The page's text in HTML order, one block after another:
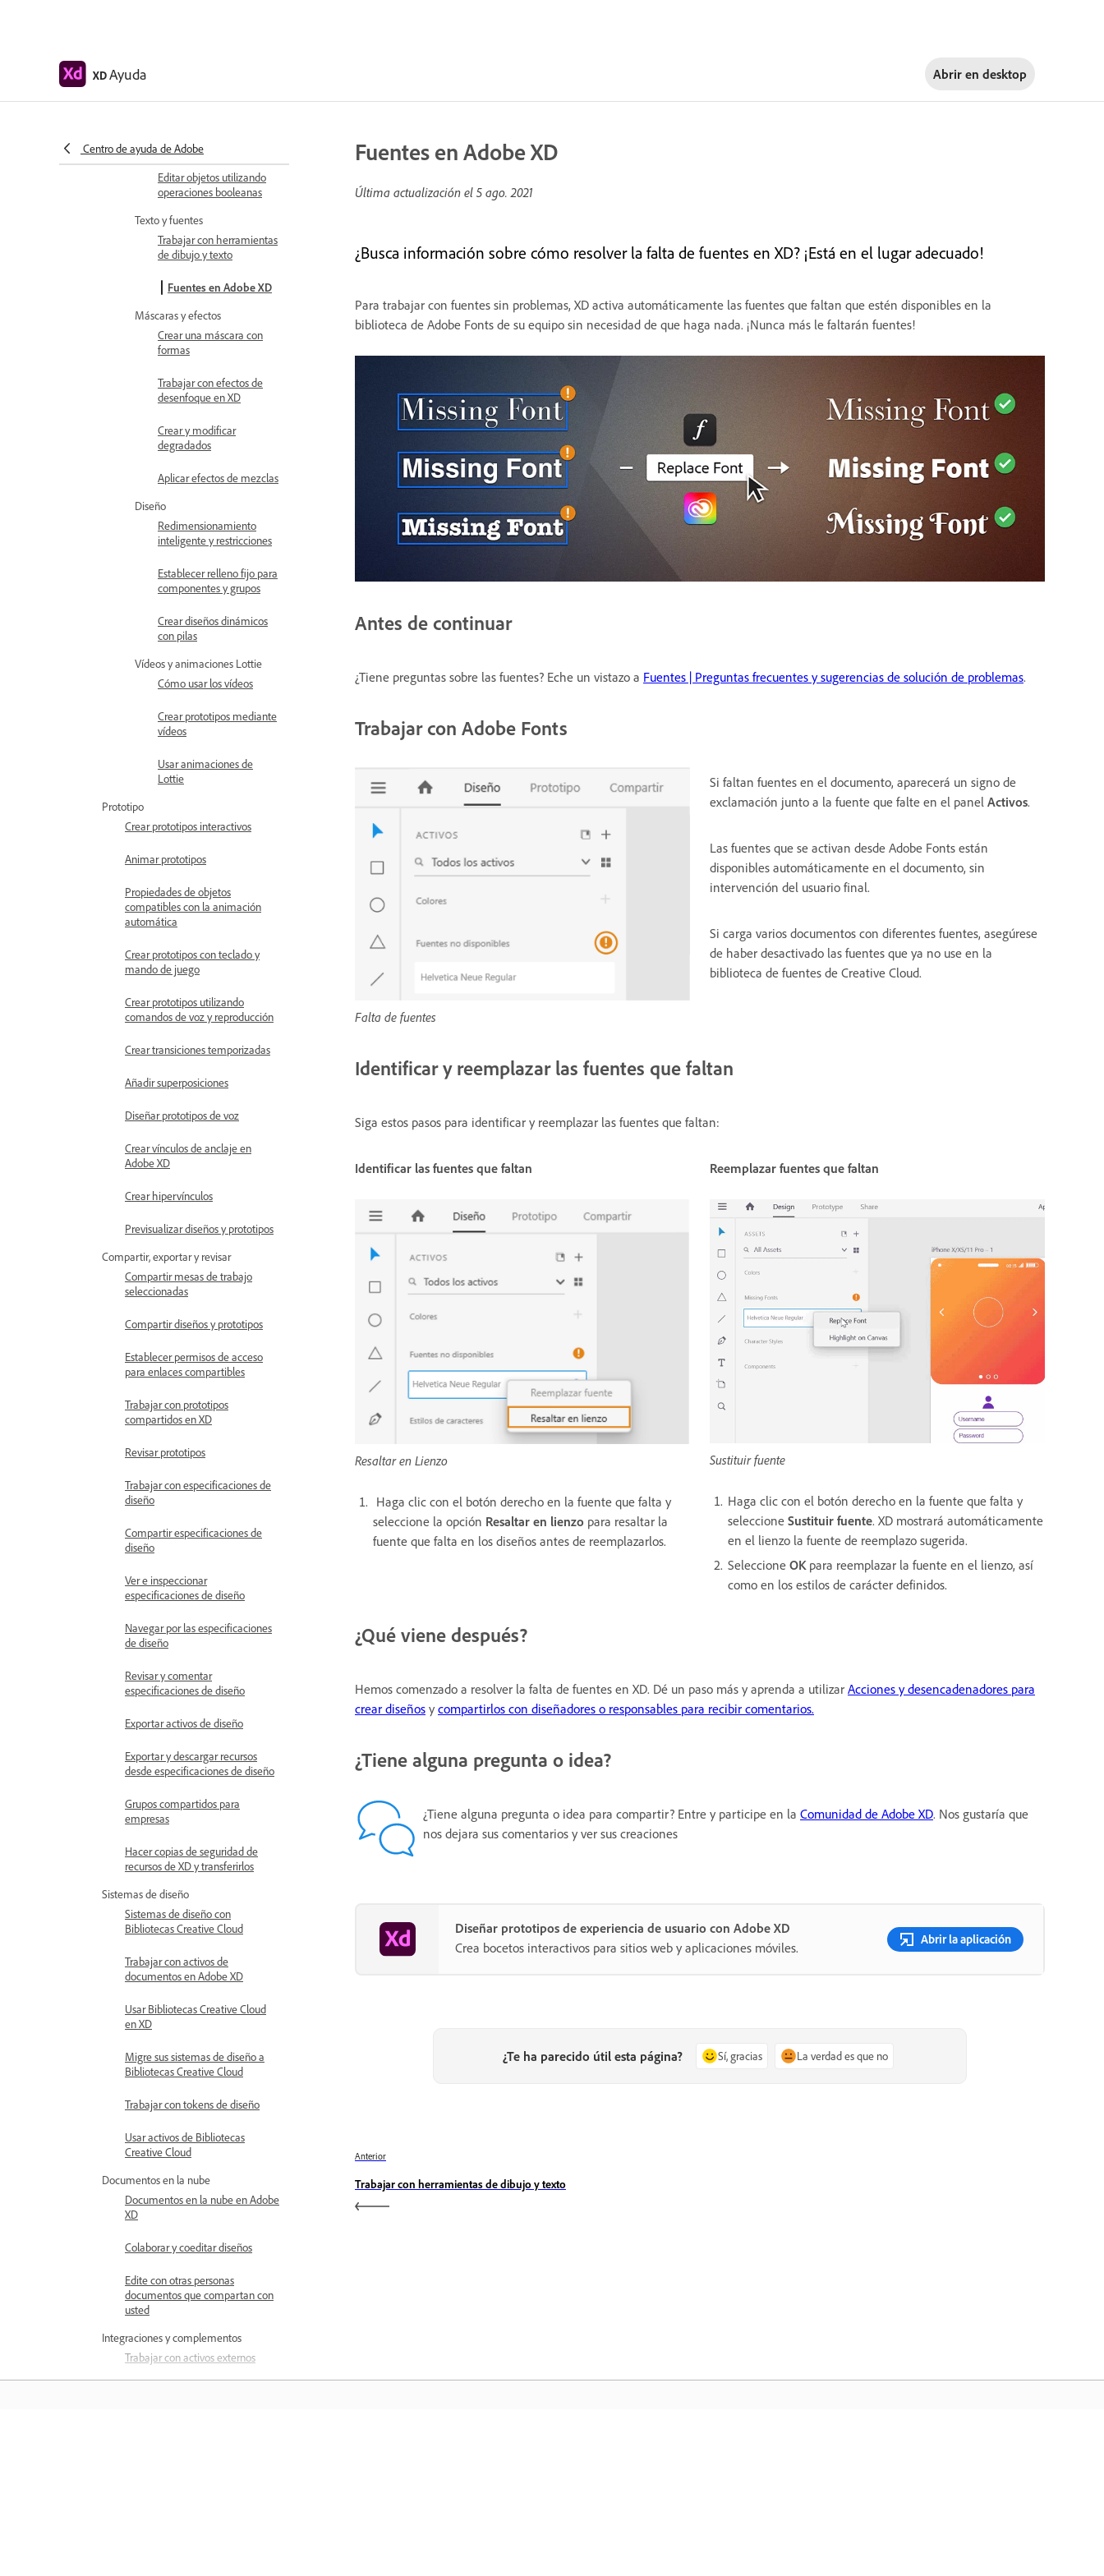
XDAyuda Abrir en desktop
Centro de ayuda de Adobetransformaciones 3D
Editar objetos utilizando
operaciones booleanas
Texto y fuentes
Trabajar con herramientas
de dibujo y texto
Fuentes en Adobe XD
Máscaras y efectos
Crear una máscara con
formas
Trabajar con efectos de
desenfoque en XD
Crear y modificar
degradados
Aplicar efectos de mezclas
Diseño
Redimensionamiento
inteligente y restricciones
Establecer relleno fijo para
componentes y grupos
Crear diseños dinámicos
con pilas
Vídeos y animaciones Lottie
Cómo usar los vídeos
Crear prototipos mediante
vídeos
Usar animaciones de
Lottie
Prototipo
Crear prototipos interactivos
Animar prototipos
Propiedades de objetos
compatibles con la animación
automática
Crear prototipos con teclado y
mando de juego
Crear prototipos utilizando
comandos de voz y reproducción
Crear transiciones temporizadas
Añadir superposiciones
Diseñar prototipos de voz
Crear vínculos de anclaje en
Adobe XD
Crear hipervínculos
Previsualizar diseños y prototipos
Compartir, exportar y revisar
Compartir mesas de trabajo
seleccionadas
Compartir diseños y prototipos
Establecer permisos de acceso
para enlaces compartibles
Trabajar con prototipos
compartidos en XD
Revisar prototipos
Trabajar con especificaciones de
diseño
Compartir especificaciones de
diseño
Ver e inspeccionar
especificaciones de diseño
Navegar por las especificaciones
de diseño
Revisar y comentar
especificaciones de diseño
Exportar activos de diseño
Exportar y descargar recursos
desde especificaciones de diseño
Grupos compartidos para
empresas
Hacer copias de seguridad de
recursos de XD y transferirlos
Sistemas de diseño
Sistemas de diseño con
Bibliotecas Creative Cloud
Trabajar con activos de
documentos en Adobe XD
Usar Bibliotecas Creative Cloud
en XD
Migre sus sistemas de diseño a
Bibliotecas Creative Cloud
Trabajar con tokens de diseño
Usar activos de Bibliotecas
Creative Cloud
Documentos en la nube
Documentos en la nube en Adobe
XD
Colaborar y coeditar diseños
Edite con otras personas
documentos que compartan con
usted
Integraciones y complementos
Trabajar con activos externos
Fuentes en Adobe XD
Última actualización el 5 ago. 2021
¿Busca información sobre cómo resolver la falta de fuentes en XD? ¡Está en el lugar adecuado!
Para trabajar con fuentes sin problemas, XD activa automáticamente las fuentes que faltan que estén disponibles en la
biblioteca de Adobe Fonts de su equipo sin necesidad de que haga nada. ¡Nunca más le faltarán fuentes!
Antes de continuar
¿Tiene preguntas sobre las fuentes? Eche un vistazo a Fuentes | Preguntas frecuentes y sugerencias de solución de problemas.
Trabajar con Adobe Fonts
Falta de fuentes
Si faltan fuentes en el documento, aparecerá un signo de
exclamación junto a la fuente que falte en el panel Activos.
Las fuentes que se activan desde Adobe Fonts están
disponibles automáticamente en el documento, sin
intervención del usuario final.
Si carga varios documentos con diferentes fuentes, asegúrese
de haber desactivado las fuentes que ya no use en la
biblioteca de fuentes de Creative Cloud.
Identificar y reemplazar las fuentes que faltan
Siga estos pasos para identificar y reemplazar las fuentes que faltan:
Identificar las fuentes que faltan
Resaltar en Lienzo
Haga clic con el botón derecho en la fuente que falta y
seleccione la opción Resaltar en lienzo para resaltar la
fuente que falta en los diseños antes de reemplazarlos.
Reemplazar fuentes que faltan
Sustituir fuente
Haga clic con el botón derecho en la fuente que falta y
seleccione Sustituir fuente. XD mostrará automáticamente
en el lienzo la fuente de reemplazo sugerida.
Seleccione OK para reemplazar la fuente en el lienzo, así
como en los estilos de carácter definidos.
¿Qué viene después?
Hemos comenzado a resolver la falta de fuentes en XD. Dé un paso más y aprenda a utilizar Acciones y desencadenadores para
crear diseños y compartirlos con diseñadores o responsables para recibir comentarios.
¿Tiene alguna pregunta o idea?
¿Tiene alguna pregunta o idea para compartir? Entre y participe en la Comunidad de Adobe XD. Nos gustaría que
nos dejara sus comentarios y ver sus creaciones
Diseñar prototipos de experiencia de usuario con Adobe XD
Crea bocetos interactivos para sitios web y aplicaciones móviles.
Abrir la aplicación
¿Te ha parecido útil esta página? Sí, gracias La verdad es que no
Anterior
Trabajar con herramientas de dibujo y texto